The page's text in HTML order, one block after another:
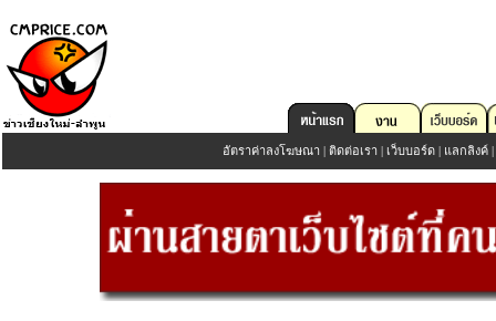
อัตราค่าลงโฆษณา | ติดต่อเรา | เว็บบอร์ด | แลกลิงค์ |